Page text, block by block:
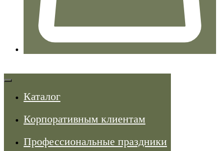
Каталог
Корпоративным клиентам
Профессиональные праздники